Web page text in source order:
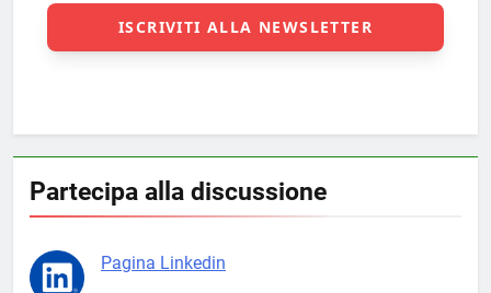
Partecipa alla discussione
Pagina Linkedin